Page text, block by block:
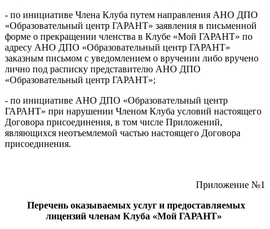
- по инициативе Члена Клуба путем направления АНО ДПО
«Образовательный центр ГАРАНТ» заявления в письменной
форме о прекращении членства в Клубе «Мой ГАРАНТ» по
адресу АНО ДПО «Образовательный центр ГАРАНТ»
заказным письмом с уведомлением о вручении либо вручено
лично под расписку представителю АНО ДПО
«Образовательный центр ГАРАНТ»;
- по инициативе АНО ДПО «Образовательный центр
ГАРАНТ» при нарушении Членом Клуба условий настоящего
Договора присоединения, в том числе Приложений,
являющихся неотъемлемой частью настоящего Договора
присоединения.
Приложение №1
Перечень оказываемых услуг и предоставляемых
лицензий членам Клуба «Мой ГАРАНТ»